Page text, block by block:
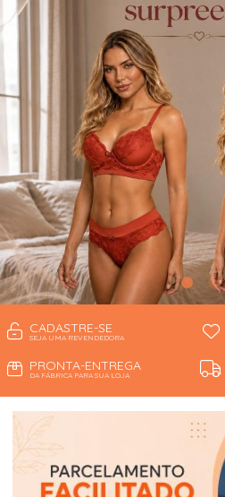
CORPETES, ESPARTILHOS E
CORSELETS
PIJAMAS DE INVERNO
PIJAMAS DE VERÃO
ROBES
SAÍDA DE PRAIA
SHORT
TOP FITNESS
CADASTRE-SE
SEJA UMA REVENDEDORA
PRONTA-ENTREGA
DA FÁBRICA PARA SUA LOJA